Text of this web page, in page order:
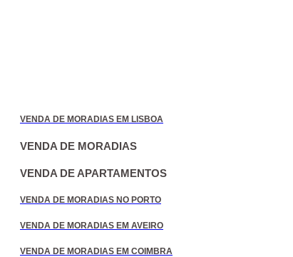
VENDA DE MORADIAS EM LISBOA
VENDA DE MORADIAS
VENDA DE APARTAMENTOS
VENDA DE MORADIAS NO PORTO
VENDA DE MORADIAS EM AVEIRO
VENDA DE MORADIAS EM COIMBRA